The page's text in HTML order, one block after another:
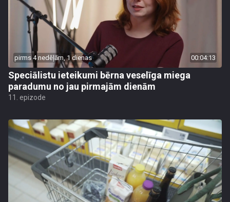
pirms 4 nedēļām, 1 dienas 00:04:13
Speciālistu ieteikumi bērna veselīga miega
paradumu no jau pirmajām dienām
11. epizode